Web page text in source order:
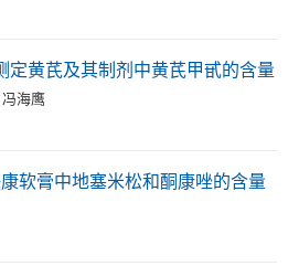
定黄芪及其制剂中黄芪甲甙的含量
冯海鹰
软膏中地塞米松和酮康唑的含量